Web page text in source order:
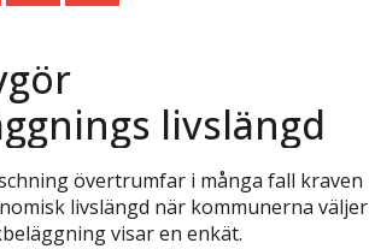
livslängd
övertrumfar i många fall kraven
livslängd när kommunerna väljer
visar en enkät.